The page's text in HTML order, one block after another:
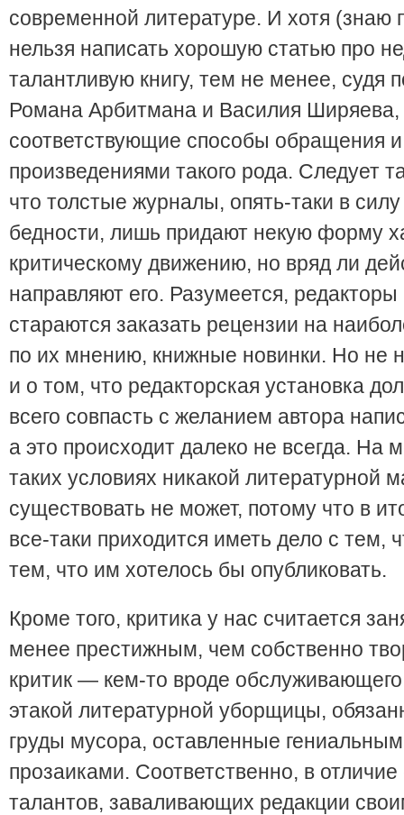
современной литературе. И хотя (знаю
нельзя написать хорошую статью про
талантливую книгу, тем не менее, судя
Романа Арбитмана и Василия
соответствующие способы обращения
произведениями такого рода. Следует
что толстые журналы, опять-таки в
бедности, лишь придают некую форму
критическому движению, но вряд ли
направляют его. Разумеется, редакторы
стараются заказать рецензии на
по их мнению, книжные новинки. Но не
и о том, что редакторская установка
всего совпасть с желанием автора
а это происходит далеко не всегда. На
таких условиях никакой литературной
существовать не может, потому что в
все-таки приходится иметь дело с тем,
тем, что им хотелось бы опубликовать.
Кроме того, критика у нас считается
менее престижным, чем собственно
критик — кем-то вроде
этакой литературной уборщицы,
груды мусора, оставленные
прозаиками. Соответственно, в
талантов, заваливающих редакции